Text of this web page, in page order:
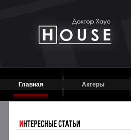
Главная Актеры